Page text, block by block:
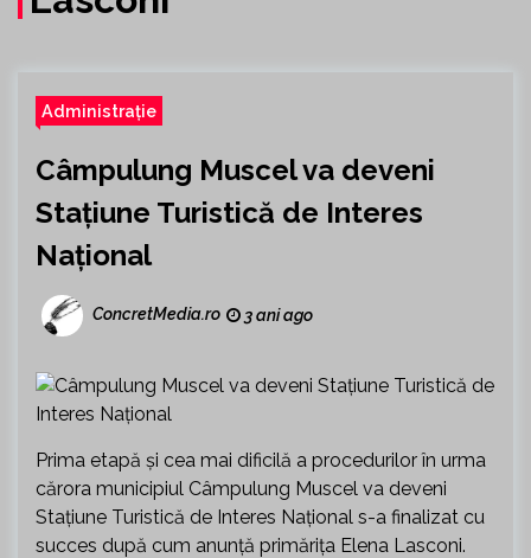
Administrație
Câmpulung Muscel va deveni
Stațiune Turistică de Interes
Național
ConcretMedia.ro 3 ani ago
Prima etapă și cea mai dificilă a procedurilor în urma
cărora municipiul Câmpulung Muscel va deveni
Stațiune Turistică de Interes Național s-a finalizat cu
succes după cum anunță primărița Elena Lasconi.